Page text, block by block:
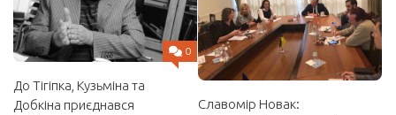
0
До Тігіпка, Кузьміна та
Добкіна приєднався
Славомір Новак: